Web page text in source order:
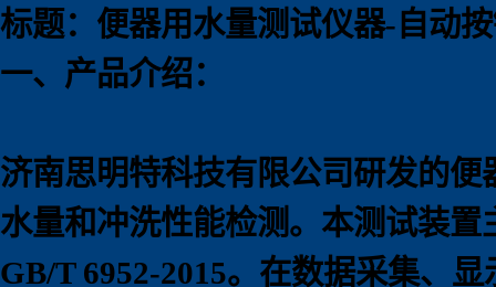
标题：便器用水量测试仪器-自动
一、产品介绍：
济南思明特科技有限公司研发的
水量和冲洗性能检测。本测试装
GB/T 6952-2015。在数据采集、